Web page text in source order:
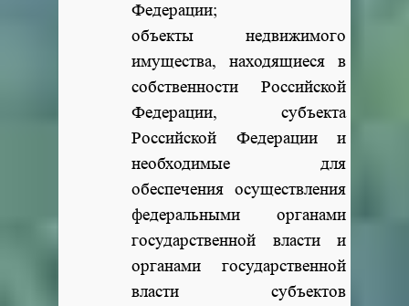
Федерации;
объекты недвижимого
имущества, находящиеся в
собственности Российской
Федерации, субъекта
Российской Федерации и
необходимые для
обеспечения осуществления
федеральными органами
государственной власти и
органами государственной
власти субъектов